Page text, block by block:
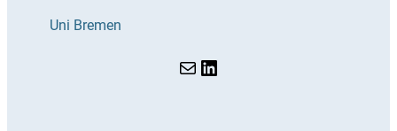
Uni Bremen
E-Mail LinkedIn